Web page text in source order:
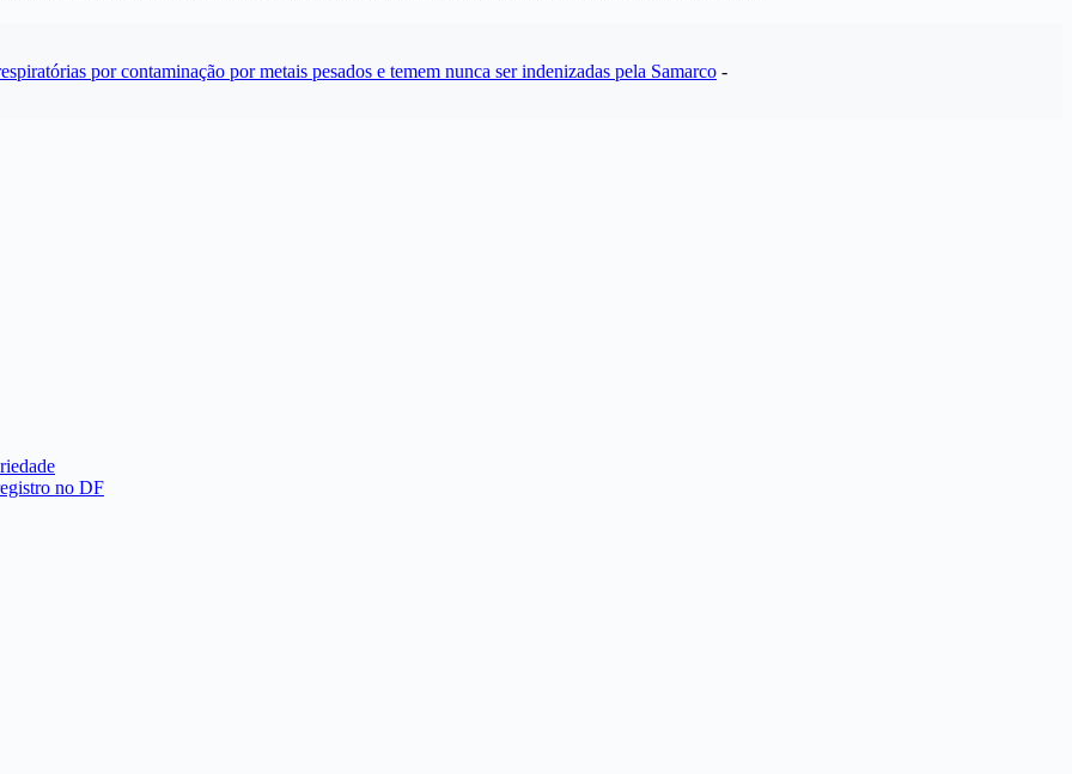
por contaminação por metais pesados e temem nunca ser indenizadas pela Samarco -
no DF